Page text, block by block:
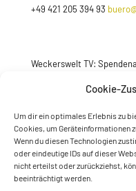
Cookie-
Um dir ein optimales Erlebnis zu
Cookies, um Geräteinformationen
Wenn du diesen Technologien
oder eindeutige IDs auf dieser
nicht erteilst oder zurückziehst,
beeinträchtigt werden.
+49 421 205 394 93
Weckerswelt TV:
Jetzt spenden